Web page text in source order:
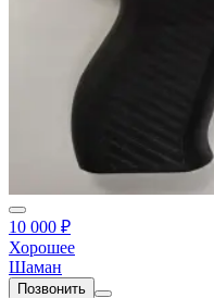
10 000 ₽
Хорошее
Шаман
Позвонить